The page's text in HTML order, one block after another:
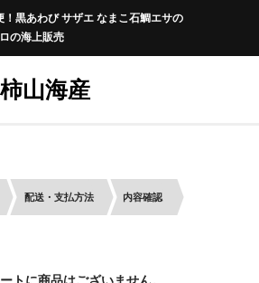
黒あわび サザエ なまこ石鯛エサの
の海上販売
山海産
配送・支払方法 内容確認